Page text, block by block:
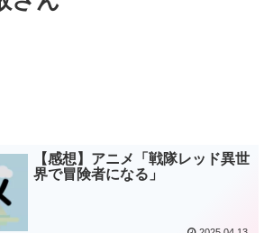
【感想】アニメ「戦隊レッド異世
界で冒険者になる」